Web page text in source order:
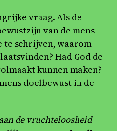
vraag. Als de
van de mens
te schrijven, waarom
Had God de
kunnen maken?
doelbewust in de
de vruchteloosheid